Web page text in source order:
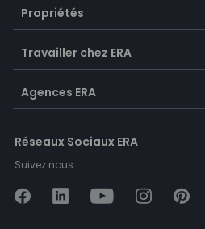
Propriétés
Travailler chez ERA
Agences ERA
Réseaux Sociaux ERA
Suivez nous: